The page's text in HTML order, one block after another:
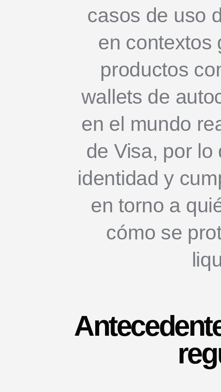
casos de uso
en contextos
productos
wallets de
en el mundo
de Visa, por
identidad y
en torno a
cómo se